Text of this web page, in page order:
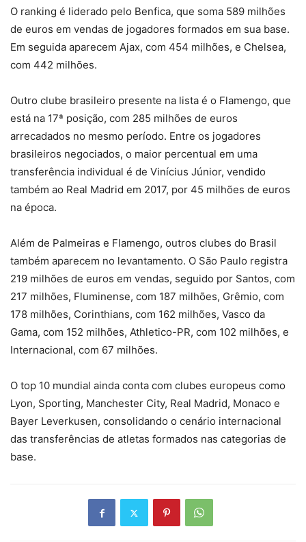
O ranking é liderado pelo Benfica, que soma 589 milhões
de euros em vendas de jogadores formados em sua base.
Em seguida aparecem Ajax, com 454 milhões, e Chelsea,
com 442 milhões.
Outro clube brasileiro presente na lista é o Flamengo, que
está na 17ª posição, com 285 milhões de euros
arrecadados no mesmo período. Entre os jogadores
brasileiros negociados, o maior percentual em uma
transferência individual é de Vinícius Júnior, vendido
também ao Real Madrid em 2017, por 45 milhões de euros
na época.
Além de Palmeiras e Flamengo, outros clubes do Brasil
também aparecem no levantamento. O São Paulo registra
219 milhões de euros em vendas, seguido por Santos, com
217 milhões, Fluminense, com 187 milhões, Grêmio, com
178 milhões, Corinthians, com 162 milhões, Vasco da
Gama, com 152 milhões, Athletico-PR, com 102 milhões, e
Internacional, com 67 milhões.
O top 10 mundial ainda conta com clubes europeus como
Lyon, Sporting, Manchester City, Real Madrid, Monaco e
Bayer Leverkusen, consolidando o cenário internacional
das transferências de atletas formados nas categorias de
base.